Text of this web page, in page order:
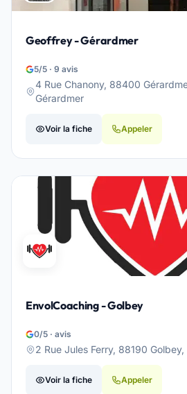
Geoffrey - Gérardmer
5/5 · 9 avis
4 Rue Chanony, 88400
Gérardmer
Voir la fiche Appeler
EnvolCoaching - Golbey
0/5 · avis
2 Rue Jules Ferry, 88190
Voir la fiche Appeler